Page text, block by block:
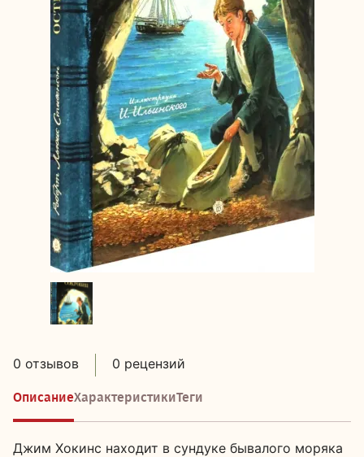
0 отзывов 0 рецензий
ОписаниеХарактеристикиТеги
Джим Хокинс находит в сундуке бывалого моряка